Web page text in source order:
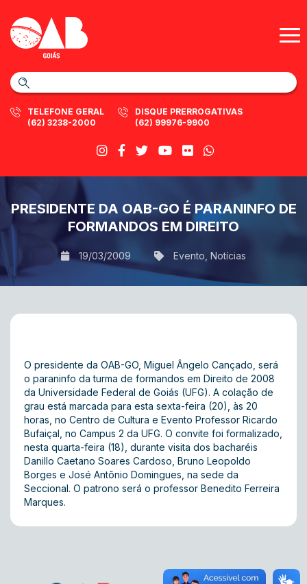
TELEFONE GERAL
(62) 3238-2000
DISQUE PRERROGATIVAS
(62) 99976-9900
PRESIDENTE DA OAB-GO É PARANINFO DE
FORMANDOS EM DIREITO
19/03/2009 Evento Notícias
O presidente da OAB-GO, Miguel Ângelo Cançado, será
o paraninfo da turma de formandos em Direito de 2008
da Universidade Federal de Goiás (UFG). A colação de
grau está marcada para esta sexta-feira (20), às 20
horas, no Centro de Cultura e Evento Professor Ricardo
Bufaiçal, no Campus 2 da UFG. O convite foi formalizado,
nesta quarta-feira (18), durante visita dos bacharéis
Danillo Caetano Soares Cardoso, Bruno Leopoldo
Borges e José Antônio Domingues, na sede da
Seccional. O patrono será o professor Benedito Ferreira
Marques.